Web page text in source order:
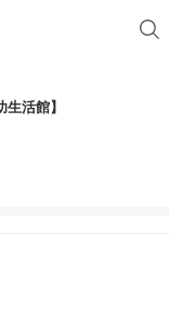
活館】